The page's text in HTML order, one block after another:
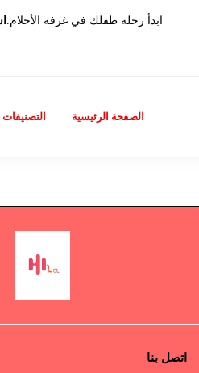
ابدأ رحلة طفلك في غرفة الأحلام.
الصفحة الرئيسية التصنيفات
اتصل بنا